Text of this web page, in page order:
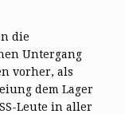
die
Untergang
vorher, als
dem Lager
Leute in aller